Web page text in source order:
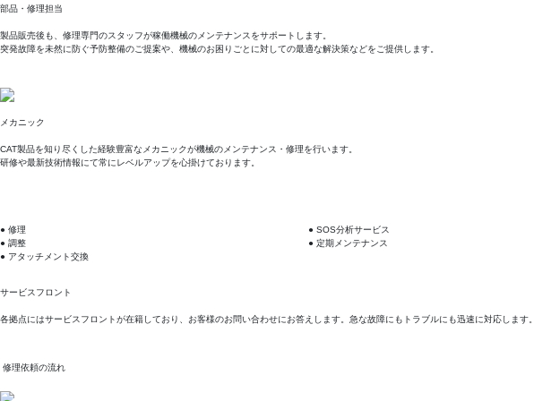
部品・修理担当
製品販売後も、修理専門のスタッフが稼働機械のメンテナンスをサポートします。
突発故障を未然に防ぐ予防整備のご提案や、機械のお困りごとに対しての最適な解決策などをご提供します。
メカニック
CAT製品を知り尽くした経験豊富なメカニックが機械のメンテナンス・修理を行います。
研修や最新技術情報にて常にレベルアップを心掛けております。
● 修理
● 調整
● アタッチメント交換
● SOS分析サービス
● 定期メンテナンス
サービスフロント
各拠点にはサービスフロントが在籍しており、お客様のお問い合わせにお答えします。急な故障にもトラブルにも迅速に対応します。
修理依頼の流れ